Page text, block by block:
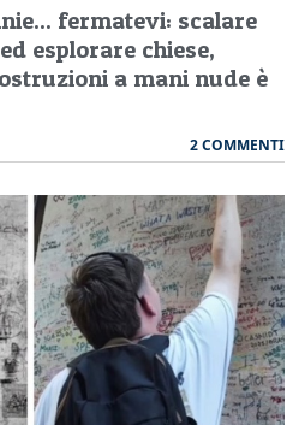
fermatevi: scalare
esplorare chiese,
a mani nude è
2 COMMENTI